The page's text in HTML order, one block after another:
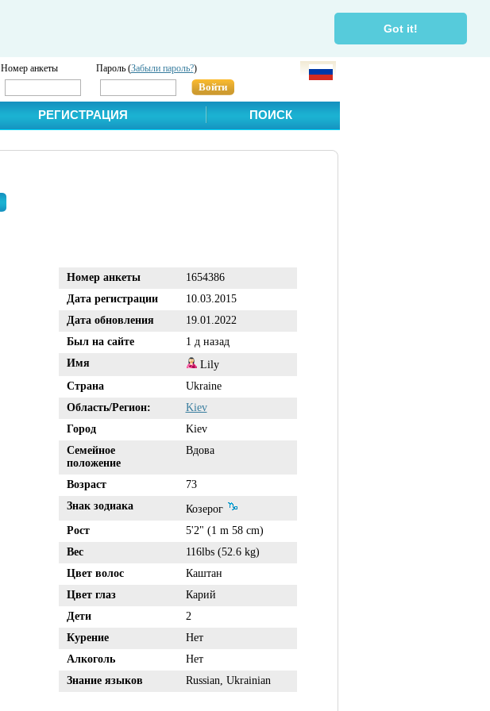
Got it!
Номер анкеты Пароль (Забыли пароль?)
Войти
РЕГИСТРАЦИЯ ПОИСК
Номер анкеты
1654386
Дата регистрации
10.03.2015
Дата обновления
19.01.2022
Был на сайте
1 д назад
Имя
Lily
Страна
Ukraine
Область/Регион:
Kiev
Город
Kiev
Семейное
положение
Вдова
Возраст
73
Знак зодиака
Козерог
Рост
5'2" (1 m 58 cm)
Вес
116lbs (52.6 kg)
Цвет волос
Каштан
Цвет глаз
Карий
Дети
2
Курение
Нет
Алкоголь
Нет
Знание языков
Russian, Ukrainian